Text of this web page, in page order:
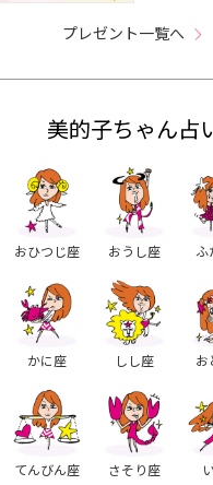
プレゼント一覧へ
美的子ちゃん占
おひつじ座 おうし座 ふ
かに座 しし座 お
てんびん座 さそり座